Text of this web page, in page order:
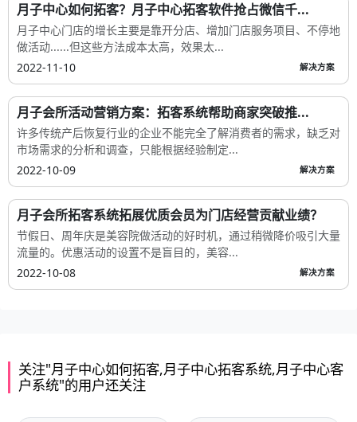
月子中心如何拓客？月子中心拓客软件抢占微信千...
月子中心门店的增长主要是靠开分店、增加门店服务项目、不停地
做活动......但这些方法成本太高，效果太...
2022-11-10
解决方案
月子会所活动营销方案：拓客系统帮助商家突破推...
许多传统产后恢复行业的企业不能完全了解消费者的需求，缺乏对
市场需求的分析和调查，只能根据经验制定...
2022-10-09
解决方案
月子会所拓客系统拓展优质会员为门店经营贡献业绩？
节假日、周年庆是美容院做活动的好时机，通过稍微降价吸引大量
流量的。优惠活动的设置不是盲目的，美容...
2022-10-08
解决方案
关注"月子中心如何拓客,月子中心拓客系统,月子中心客
户系统"的用户还关注